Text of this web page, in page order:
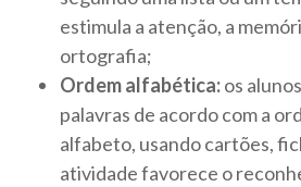
estimula a atenção, a
ortografia;
Ordem alfabética:os
palavras de acordo com a
alfabeto, usando cartões,
atividade favorece o